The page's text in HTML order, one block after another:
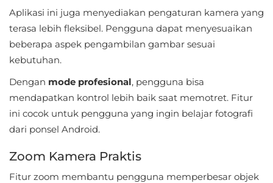
Music
Audio
News
&
Magazines
Personalisasi
Aplikasi ini juga menyediakan pengaturan kamera yang
terasa lebih fleksibel. Pengguna dapat menyesuaikan
beberapa aspek pengambilan gambar sesuai
kebutuhan.
Dengan mode profesional, pengguna bisa
mendapatkan kontrol lebih baik saat memotret. Fitur
ini cocok untuk pengguna yang ingin belajar fotografi
dari ponsel Android.
Zoom Kamera Praktis
Fitur zoom membantu pengguna memperbesar objek